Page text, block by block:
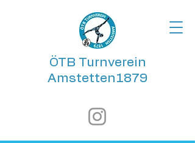
ÖTB Turnverein
Amstetten1879